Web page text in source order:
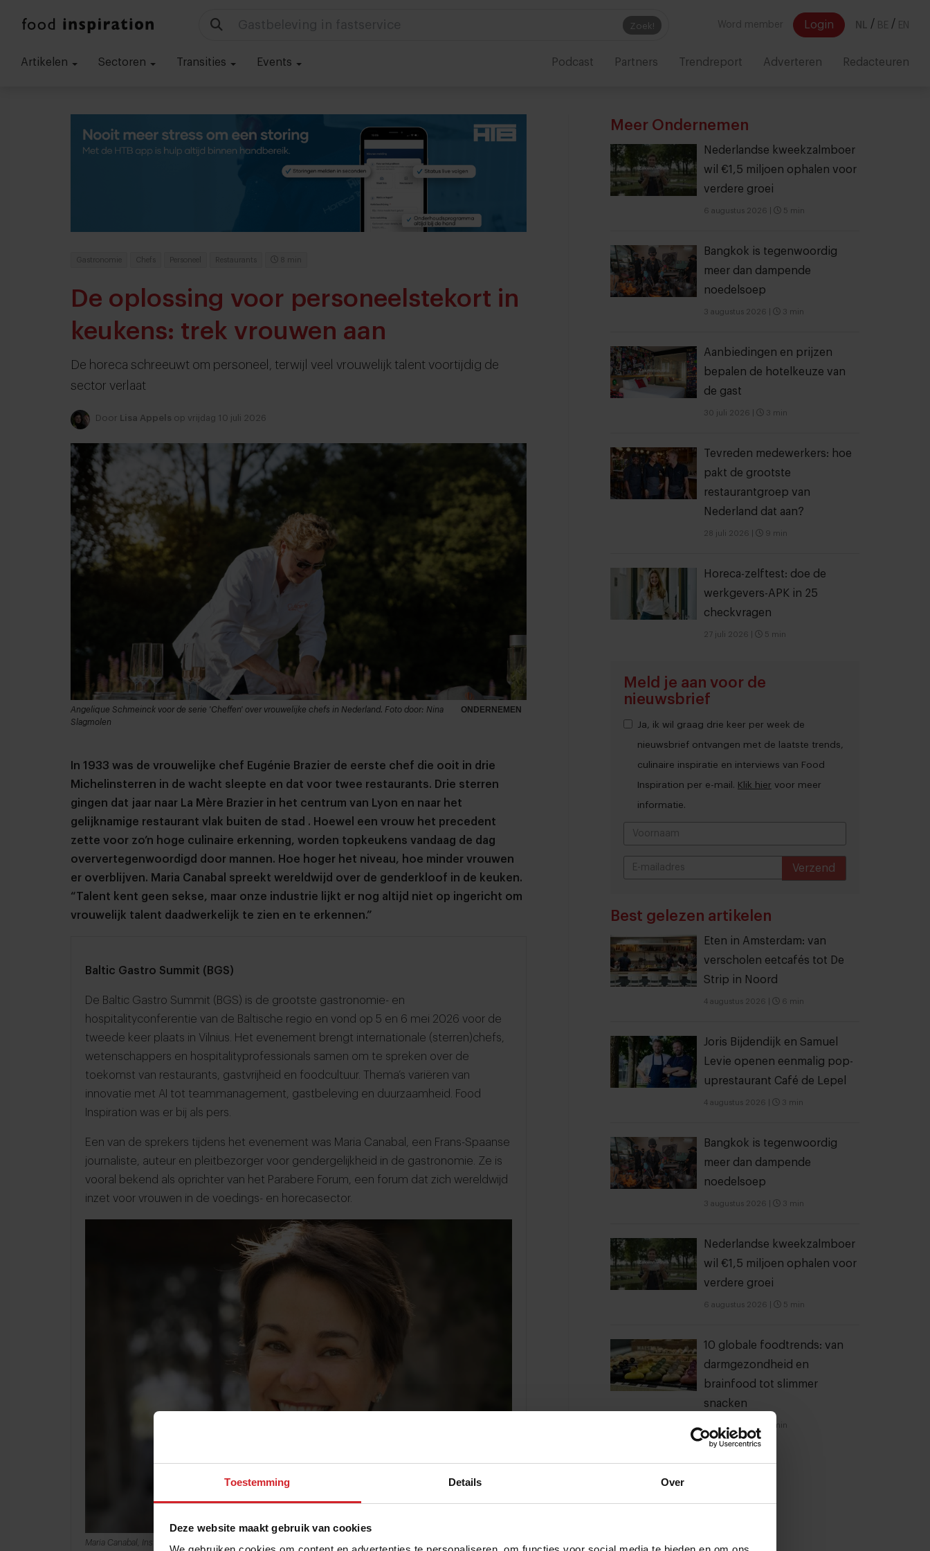
Toestemming Details Over
Deze website maakt gebruik van cookies
Zoek!
Technologie in foodservice Word member Login NL / BE / EN
Artikelen Sectoren Transities Events Podcast Partners Trendreport Adverteren Redacteuren
Gastronomie Chefs Personeel Restaurants 8 min
De oplossing voor personeelstekort in
keukens: trek vrouwen aan
De horeca schreeuwt om personeel, terwijl veel vrouwelijk talent voortijdig de
sector verlaat
Door Lisa Appels op vrijdag 10 juli 2026
ONDERNEMEN
Angelique Schmeinck voor de serie 'Cheffen' over vrouwelijke chefs in Nederland. Foto door: Nina
Slagmolen
In 1933 was de vrouwelijke chef Eugénie Brazier de eerste chef die ooit in drie
Michelinsterren in de wacht sleepte en dat voor twee restaurants. Drie sterren
gingen dat jaar naar La Mère Brazier in het centrum van Lyon en naar het
gelijknamige restaurant vlak buiten de stad . Hoewel een vrouw het precedent
zette voor zo’n hoge culinaire erkenning, worden topkeukens vandaag de dag
oververtegenwoordigd door mannen. Hoe hoger het niveau, hoe minder vrouwen
er overblijven. Maria Canabal spreekt wereldwijd over de genderkloof in de keuken.
“Talent kent geen sekse, maar onze industrie lijkt er nog altijd niet op ingericht om
vrouwelijk talent daadwerkelijk te zien en te erkennen.”
Baltic Gastro Summit (BGS)
De Baltic Gastro Summit (BGS) is de grootste gastronomie- en
hospitalityconferentie van de Baltische regio en vond op 5 en 6 mei 2026 voor de
tweede keer plaats in Vilnius. Het evenement brengt internationale (sterren)chefs,
wetenschappers en hospitalityprofessionals samen om te spreken over de
toekomst van restaurants, gastvrijheid en foodcultuur. Thema’s variëren van
innovatie met AI tot teammanagement, gastbeleving en duurzaamheid. Food
Inspiration was er bij als pers.
Een van de sprekers tijdens het evenement was Maria Canabal, een Frans-Spaanse
journaliste, auteur en pleitbezorger voor gendergelijkheid in de gastronomie. Ze is
vooral bekend als oprichter van het Parabere Forum, een forum dat zich wereldwijd
inzet voor vrouwen in de voedings- en horecasector.
Maria Canabal, Instagram
Meer Ondernemen
Nederlandse kweekzalmboer
wil €1,5 miljoen ophalen voor
verdere groei
6 augustus 2026 5 min
Bangkok is tegenwoordig
meer dan dampende
noedelsoep
3 augustus 2026 3 min
Aanbiedingen en prijzen
bepalen de hotelkeuze van
de gast
30 juli 2026 3 min
Tevreden medewerkers: hoe
pakt de grootste
restaurantgroep van
Nederland dat aan?
28 juli 2026 9 min
Horeca-zelftest: doe de
werkgevers-APK in 25
checkvragen
27 juli 2026 5 min
Meld je aan voor de
nieuwsbrief
Ja, ik wil graag drie keer per week de
nieuwsbrief ontvangen met de laatste trends,
culinaire inspiratie en interviews van Food
Inspiration per e-mail. Klik hier voor meer
informatie.
Verzend
Best gelezen artikelen
Eten in Amsterdam: van
verscholen eetcafés tot De
Strip in Noord
4 augustus 2026 6 min
Joris Bijdendijk en Samuel
Levie openen eenmalig pop-
uprestaurant Café de Lepel
4 augustus 2026 3 min
Bangkok is tegenwoordig
meer dan dampende
noedelsoep
3 augustus 2026 3 min
Nederlandse kweekzalmboer
wil €1,5 miljoen ophalen voor
verdere groei
6 augustus 2026 5 min
10 globale foodtrends: van
darmgezondheid en
brainfood tot slimmer
snacken
6 min